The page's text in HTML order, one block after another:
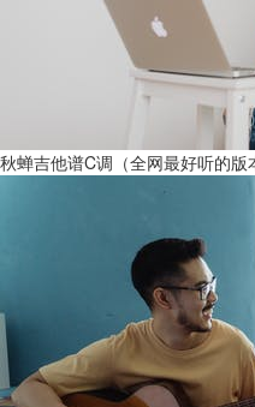
秋蝉吉他谱C调（全网最好听的